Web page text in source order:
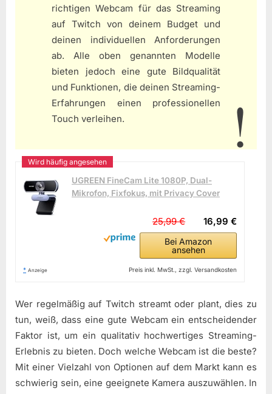
richtigen Webcam für das Streaming
auf Twitch von deinem Budget und
deinen individuellen Anforderungen
ab. Alle oben genannten Modelle
bieten jedoch eine gute Bildqualität
und Funktionen, die deinen Streaming-
Erfahrungen einen professionellen
Touch verleihen.
UGREEN FineCam Lite 1080P, Dual-
Mikrofon, Fixfokus, mit Privacy Cover
16,99 €
25,99 €
Bei Amazon
ansehen
* Anzeige Preis inkl. MwSt., zzgl. Versandkosten
Wer regelmäßig auf Twitch streamt oder plant, dies zu
tun, weiß, dass eine gute Webcam ein entscheidender
Faktor ist, um ein qualitativ hochwertiges Streaming-
Erlebnis zu bieten. Doch welche Webcam ist die beste?
Mit einer Vielzahl von Optionen auf dem Markt kann es
schwierig sein, eine geeignete Kamera auszuwählen. In